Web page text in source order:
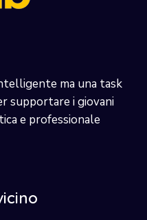
ma una task
supportare i giovani
e professionale